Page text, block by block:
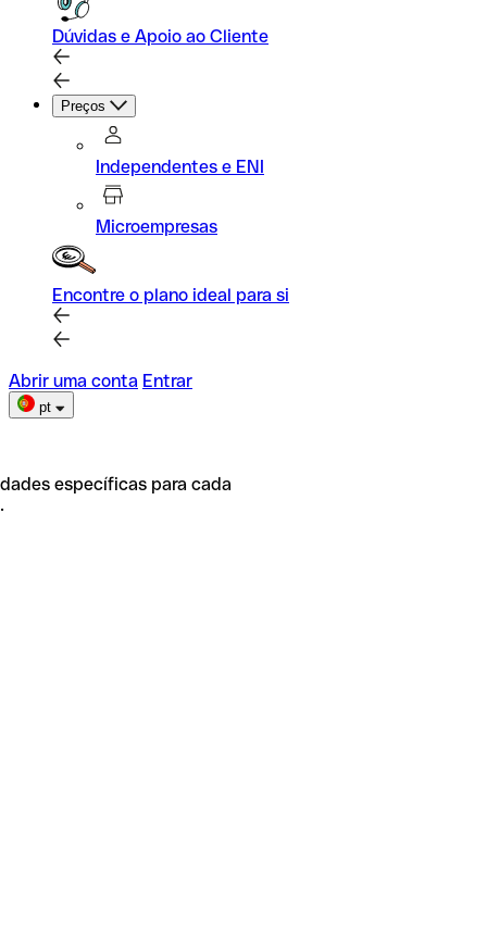
Dúvidas e Apoio ao Cliente
Preços
Independentes e ENI
Microempresas
Encontre o plano ideal para si
Abrir uma conta Entrar
pt
específicas para cada